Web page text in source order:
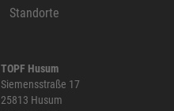
Standorte
TOPF Husum
Siemensstraße 17
25813 Husum